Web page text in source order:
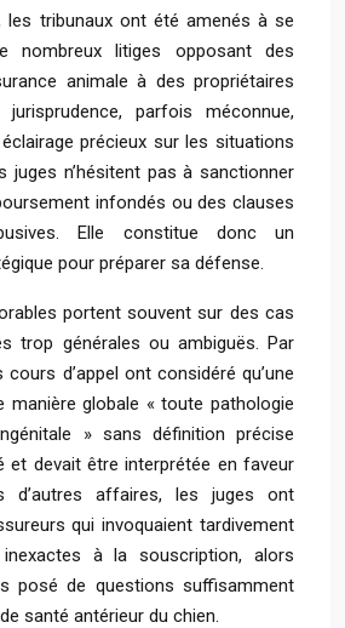
les tribunaux ont été amenés à se
nombreux litiges opposant des
animale à des propriétaires
parfois méconnue,
précieux sur les situations
juges n’hésitent pas à sanctionner
infondés ou des clauses
Elle constitue donc un
pour préparer sa défense.
portent souvent sur des cas
trop générales ou ambiguës. Par
d’appel ont considéré qu’une
manière globale « toute pathologie
» sans définition précise
et devait être interprétée en faveur
d’autres affaires, les juges ont
qui invoquaient tardivement
à la souscription, alors
posé de questions suffisamment
santé antérieur du chien.